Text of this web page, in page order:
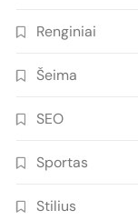
Renginiai
Šeima
SEO
Sportas
Stilius